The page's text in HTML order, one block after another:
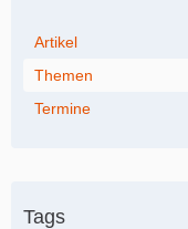
Artikel
Themen
Termine
Tags